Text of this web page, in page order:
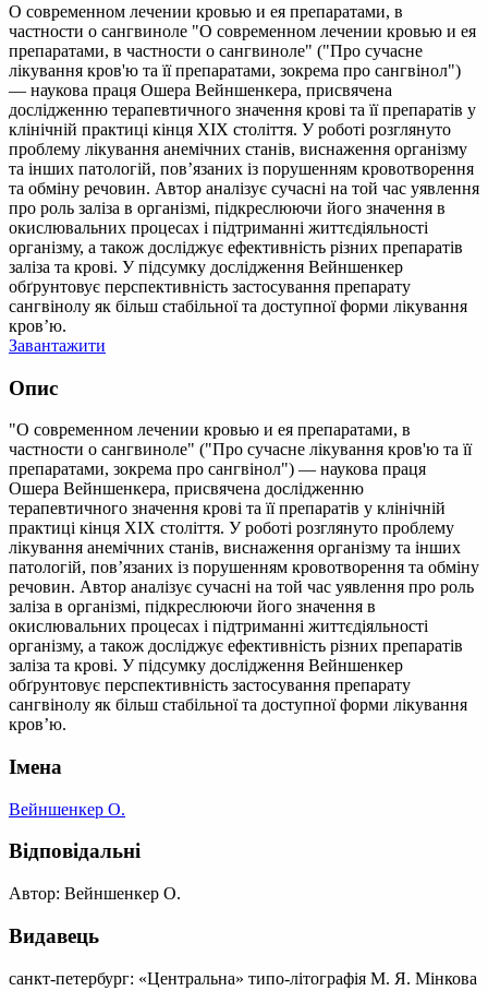
О современном лечении кровью и ея препаратами, в
частности о сангвиноле "О современном лечении кровью и ея
препаратами, в частности о сангвиноле" ("Про сучасне
лікування кров'ю та її препаратами, зокрема про сангвінол")
— наукова праця Ошера Вейншенкера, присвячена
дослідженню терапевтичного значення крові та її препаратів у
клінічній практиці кінця ХІХ століття. У роботі розглянуто
проблему лікування анемічних станів, виснаження організму
та інших патологій, пов’язаних із порушенням кровотворення
та обміну речовин. Автор аналізує сучасні на той час уявлення
про роль заліза в організмі, підкреслюючи його значення в
окислювальних процесах і підтриманні життєдіяльності
організму, а також досліджує ефективність різних препаратів
заліза та крові. У підсумку дослідження Вейншенкер
обґрунтовує перспективність застосування препарату
сангвінолу як більш стабільної та доступної форми лікування
кров’ю.
Завантажити
Опис
"О современном лечении кровью и ея препаратами, в
частности о сангвиноле" ("Про сучасне лікування кров'ю та її
препаратами, зокрема про сангвінол") — наукова праця
Ошера Вейншенкера, присвячена дослідженню
терапевтичного значення крові та її препаратів у клінічній
практиці кінця ХІХ століття. У роботі розглянуто проблему
лікування анемічних станів, виснаження організму та інших
патологій, пов’язаних із порушенням кровотворення та обміну
речовин. Автор аналізує сучасні на той час уявлення про роль
заліза в організмі, підкреслюючи його значення в
окислювальних процесах і підтриманні життєдіяльності
організму, а також досліджує ефективність різних препаратів
заліза та крові. У підсумку дослідження Вейншенкер
обґрунтовує перспективність застосування препарату
сангвінолу як більш стабільної та доступної форми лікування
кров’ю.
Імена
Вейншенкер О.
Відповідальні
Автор: Вейншенкер О.
Видавець
санкт-петербург: «Центральна» типо-літографія М. Я. Мінкова